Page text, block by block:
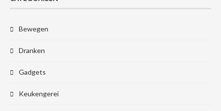
Bewegen
Dranken
Gadgets
Keukengerei